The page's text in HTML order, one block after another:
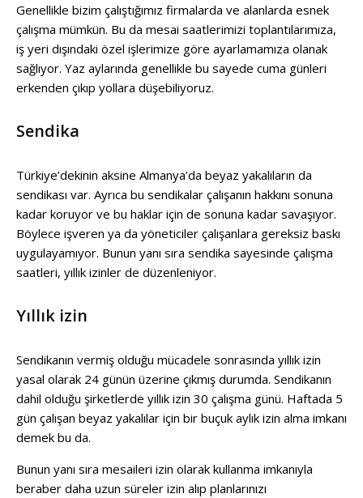
Genellikle bizim çalıştığımız firmalarda ve alanlarda esnek
çalışma mümkün. Bu da mesai saatlerimizi toplantılarımıza,
iş yeri dışındaki özel işlerimize göre ayarlamamıza olanak
sağlıyor. Yaz aylarında genellikle bu sayede cuma günleri
erkenden çıkıp yollara düşebiliyoruz.
Sendika
Türkiye’dekinin aksine Almanya’da beyaz yakalıların da
sendikası var. Ayrıca bu sendikalar çalışanın hakkını sonuna
kadar koruyor ve bu haklar için de sonuna kadar savaşıyor.
Böylece işveren ya da yöneticiler çalışanlara gereksiz baskı
uygulayamıyor. Bunun yanı sıra sendika sayesinde çalışma
saatleri, yıllık izinler de düzenleniyor.
Yıllık izin
Sendikanın vermiş olduğu mücadele sonrasında yıllık izin
yasal olarak 24 günün üzerine çıkmış durumda. Sendikanın
dahil olduğu şirketlerde yıllık izin 30 çalışma günü. Haftada 5
gün çalışan beyaz yakalılar için bir buçuk aylık izin alma imkanı
demek bu da.
Bunun yanı sıra mesaileri izin olarak kullanma imkanıyla
beraber daha uzun süreler izin alıp planlarınızı